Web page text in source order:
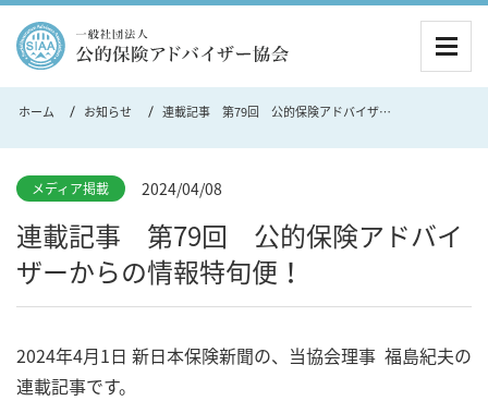
ホーム お知らせ 連載記事 第79回 公的保険アドバイザーからの情報特旬便！
連載記事 第79回 公的保険アドバイ
ザーからの情報特旬便！
メディア掲載 2024/04/08
2024年4月1日 新日本保険新聞の、当協会理事 福島紀夫の
連載記事です。